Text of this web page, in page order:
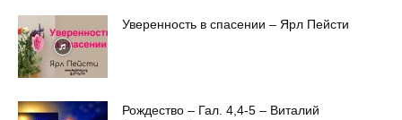
Уверенность в спасении – Ярл Пейсти
Рождество – Гал. 4,4-5 – Виталий